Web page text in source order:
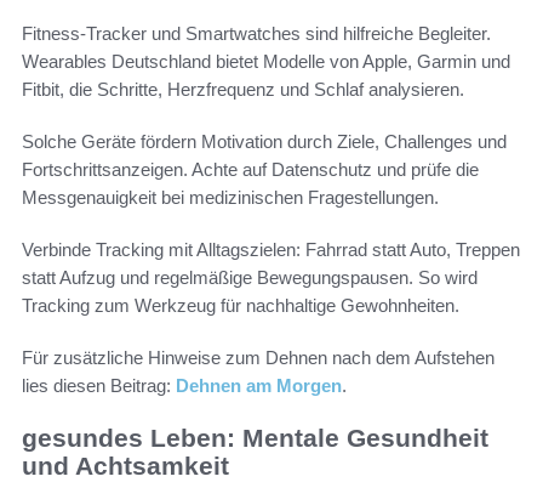
Fitness-Tracker und Smartwatches sind hilfreiche Begleiter.
Wearables Deutschland bietet Modelle von Apple, Garmin und
Fitbit, die Schritte, Herzfrequenz und Schlaf analysieren.
Solche Geräte fördern Motivation durch Ziele, Challenges und
Fortschrittsanzeigen. Achte auf Datenschutz und prüfe die
Messgenauigkeit bei medizinischen Fragestellungen.
Verbinde Tracking mit Alltagszielen: Fahrrad statt Auto, Treppen
statt Aufzug und regelmäßige Bewegungspausen. So wird
Tracking zum Werkzeug für nachhaltige Gewohnheiten.
Für zusätzliche Hinweise zum Dehnen nach dem Aufstehen
lies diesen Beitrag: Dehnen am Morgen.
gesundes Leben: Mentale Gesundheit
und Achtsamkeit